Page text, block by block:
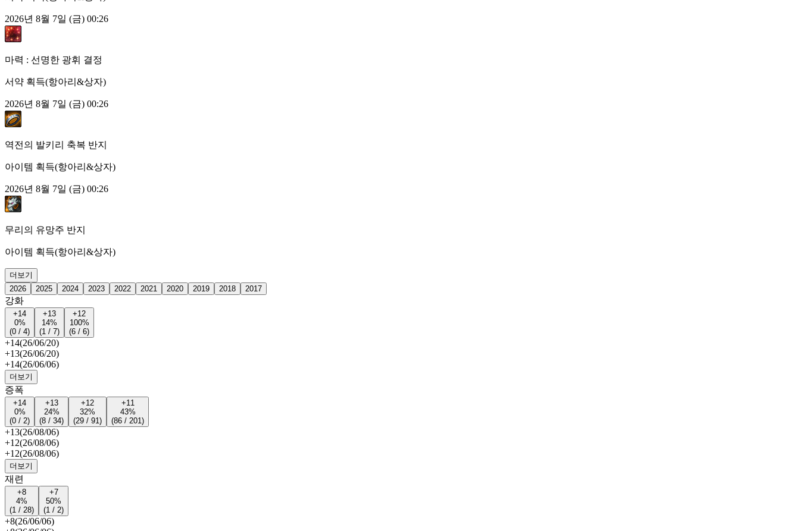
2026년 8월 7일 (금) 00:26
마력 : 선명한 광휘 결정
서약 획득(항아리&상자)
2026년 8월 7일 (금) 00:26
역전의 발키리 축복 반지
아이템 획득(항아리&상자)
2026년 8월 7일 (금) 00:26
무리의 유망주 반지
아이템 획득(항아리&상자)
더보기
2026
2025 2024 2023 2022 2021 2020 2019 2018 2017
강화
+14
0%
(0 / 4)
+13
14%
(1 / 7)
+12
100%
(6 / 6)
+14(26/06/20)
+13(26/06/20)
+14(26/06/06)
더보기
증폭
+14
0%
(0 / 2)
+13
24%
(8 / 34)
+12
32%
(29 / 91)
+11
43%
(86 / 201)
+13(26/08/06)
+12(26/08/06)
+12(26/08/06)
더보기
재련
+8
4%
(1 / 28)
+7
50%
(1 / 2)
+8(26/06/06)